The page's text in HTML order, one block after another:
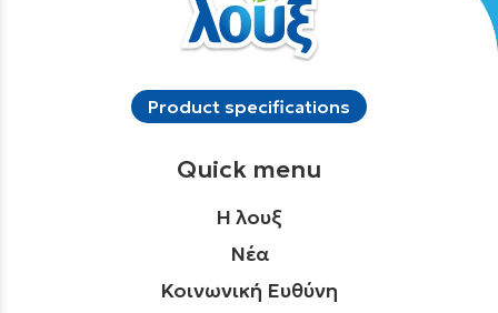
Product specifications
Quick menu
Η λουξ
Νέα
Κοινωνική Ευθύνη